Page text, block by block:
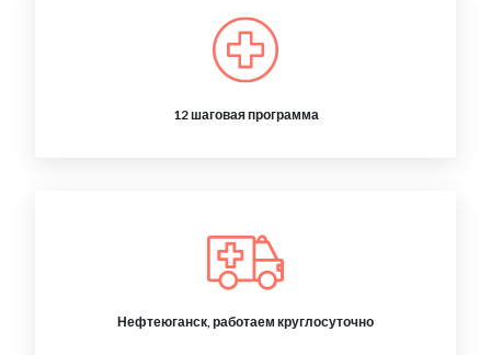
12 шаговая программа
Нефтеюганск, работаем круглосуточно